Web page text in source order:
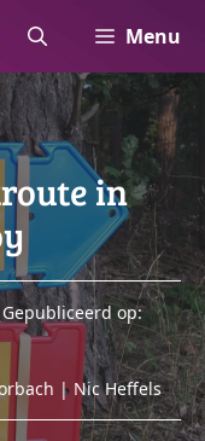
Menu
in
Gepubliceerd op:
| Nic Heffels